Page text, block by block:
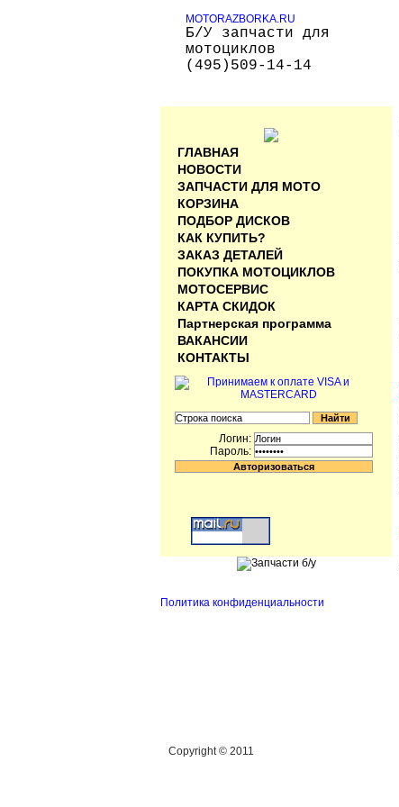
MOTORAZBORKA.RU
Б/У запчасти для
мотоциклов
(495)509-14-14
ГЛАВНАЯ
НОВОСТИ
ЗАПЧАСТИ ДЛЯ МОТО
КОРЗИНА
ПОДБОР ДИСКОВ
КАК КУПИТЬ?
ЗАКАЗ ДЕТАЛЕЙ
ПОКУПКА МОТОЦИКЛОВ
МОТОСЕРВИС
КАРТА СКИДОК
Партнерская программа
ВАКАНСИИ
КОНТАКТЫ
Логин:
Пароль:
Политика конфиденциальности
Сopyright © 2011